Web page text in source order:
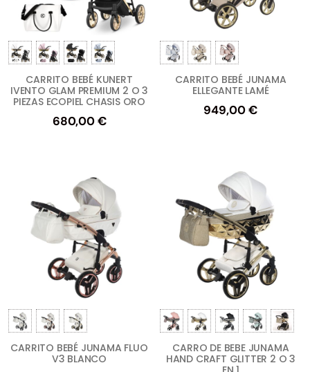
CARRITO BEBÉ KUNERT
IVENTO GLAM PREMIUM 2 O 3
PIEZAS ECOPIEL CHASIS ORO
680,00€
CARRITO BEBÉ JUNAMA
ELLEGANTE LAMÉ
949,00€
CARRITO BEBÉ JUNAMA FLUO
V3 BLANCO
CARRO DE BEBE JUNAMA
HAND CRAFT GLITTER 2 O 3